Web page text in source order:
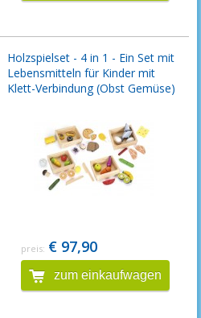
Holzspielset - 4 in 1 - Ein Set mit
Lebensmitteln für Kinder mit
Klett-Verbindung (Obst Gemüse)
preis: € 97,90
zum einkaufwagen